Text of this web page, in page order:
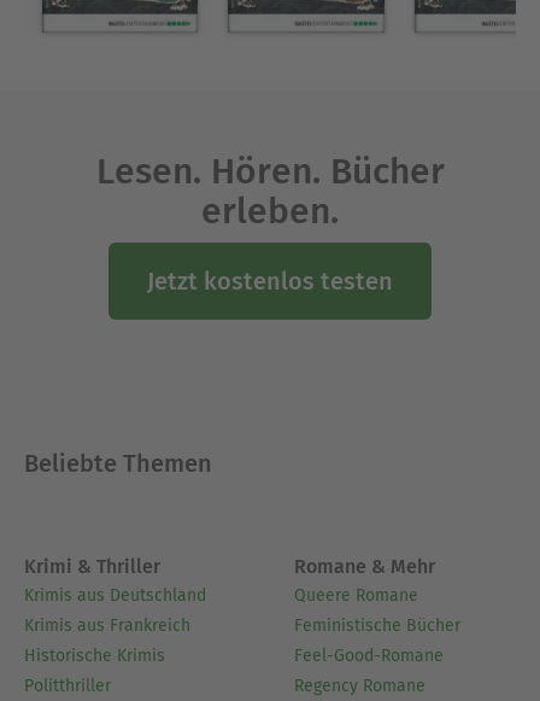
Lesen. Hören. Bücher
erleben.
Jetzt kostenlos testen
Beliebte Themen
Krimi & Thriller
Krimis aus Deutschland
Krimis aus Frankreich
Historische Krimis
Politthriller
Romane & Mehr
Queere Romane
Feministische Bücher
Feel-Good-Romane
Regency Romane